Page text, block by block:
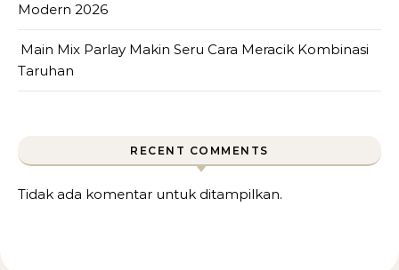
Modern 2026
Main Mix Parlay Makin Seru Cara Meracik Kombinasi
Taruhan
RECENT COMMENTS
Tidak ada komentar untuk ditampilkan.